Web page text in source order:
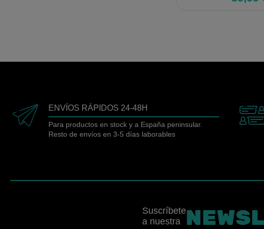
ENVÍOS RÁPIDOS 24-48H
Para productos en stock y a España peninsular.
Resto de envíos en 3-5 días laborables
Suscríbete
a nuestra